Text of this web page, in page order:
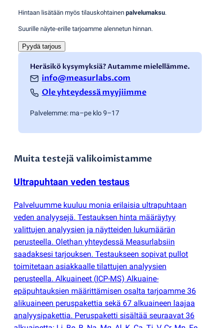
Hintaan lisätään myös tilauskohtainen palvelumaksu.
Suurille näyte-erille tarjoamme alennetun hinnan.
Pyydä tarjous
Heräsikö kysymyksiä? Autamme mielellämme.
info@measurlabs.com
Ole yhteydessä myyjiimme
Palvelemme: ma–pe klo 9–17
Muita testejä valikoimistamme
Ultrapuhtaan veden testaus
Palveluumme kuuluu monia erilaisia ultrapuhtaan
veden analyysejä. Testauksen hinta määräytyy
valittujen analyysien ja näytteiden lukumäärän
perusteella. Olethan yhteydessä Measurlabsiin
saadaksesi tarjouksen. Testaukseen sopivat pullot
toimitetaan asiakkaalle tilattujen analyysien
perusteella. Alkuaineet (ICP-MS) Alkuaine-
epäpuhtauksien määrittämisen osalta tarjoamme 36
alikuaineen peruspakettia sekä 67 alkuaineen laajaa
analyysipakettia. Peruspaketti sisältää seuraavat 36